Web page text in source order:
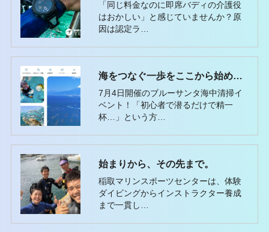
「同じ料金なのに即席バディの介護役
はおかしい」と感じていませんか？原
因は認定ラ…
海をつなぐ一歩をここから始めませんか？
7月4日開催のブルーサンタ海中清掃イ
ベント！「初心者で潜るだけで精一
杯…」という方…
始まりから、その先まで。
稲取マリンスポーツセンターは、体験
ダイビングからインストラクター養成
まで一貫し…